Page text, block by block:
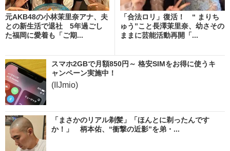
元AKB48の小林茉里奈アナ、夫
との新生活で退社 5年過ごし
た福岡に愛着も「ご期...
「合法ロリ」復活！ “ まりち
ゅう”こと長澤茉里奈、幼さその
ままに芸能活動再開「...
スマホ2GBで月額850円～ 格安SIMをお得に使うキ
ャンペーン実施中！
(IIJmio)
「まさかのリアル剃髪」「ほんとに剃ったんです
か！」 柄本佑、“衝撃の近影”を弟・...